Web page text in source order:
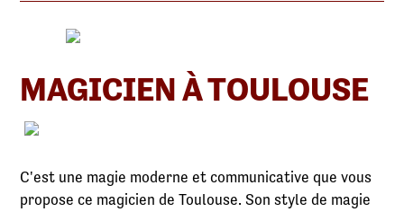
MAGICIEN À TOULOUSE
C'est une magie moderne et communicative que vous
propose ce magicien de Toulouse. Son style de magie